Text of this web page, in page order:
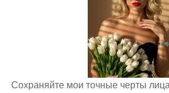
Сохраняйте мои точные черты